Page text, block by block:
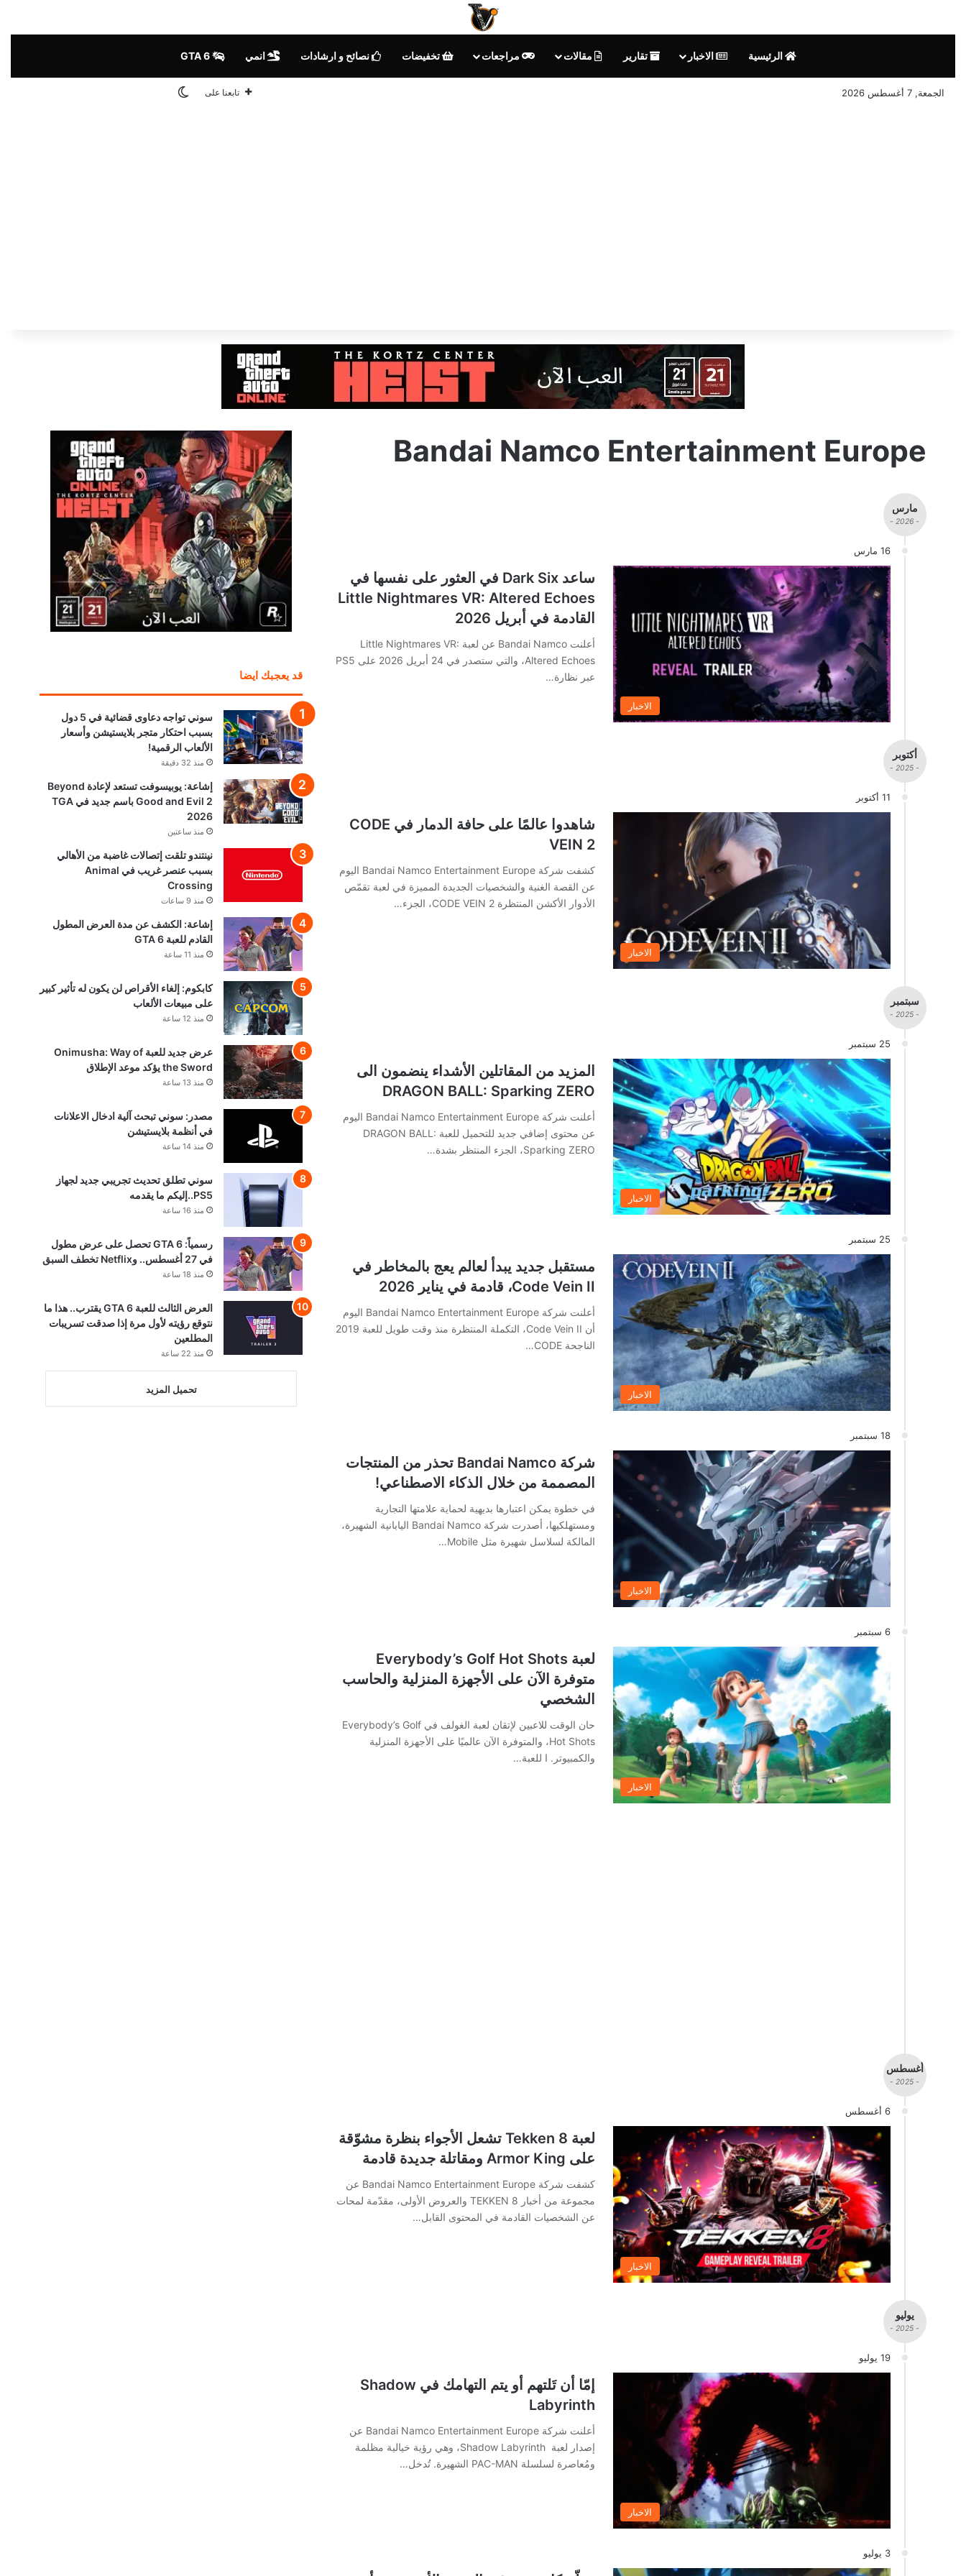
الرئيسية الاخبار تقارير مقالات مراجعات تخفيضات نصائح و ارشادات انمي
الجمعة, 7 أغسطس 2026 تابعنا على الوضع المظلم
Bandai Namco Entertainment Europe
مارس
- 2026 -
16 مارس
الاخبار
ساعد Dark Six في العثور على نفسها في
Little Nightmares VR: Altered Echoes
القادمة في أبريل 2026
أعلنت Bandai Namco عن لعبة Little Nightmares VR:
Altered Echoes، والتي ستصدر في 24 أبريل 2026 على PS5
عبر نظارة…
أكتوبر
- 2025 -
11 أكتوبر
الاخبار
شاهدوا عالمًا على حافة الدمار في CODE
VEIN 2
كشفت شركة Bandai Namco Entertainment Europe اليوم
عن القصة الغنية والشخصيات الجديدة المميزة في لعبة تقمّص
الأدوار الأكشن المنتظرة CODE VEIN 2، الجزء…
سبتمبر
- 2025 -
25 سبتمبر
الاخبار
المزيد من المقاتلين الأشداء ينضمون الى
DRAGON BALL: Sparking ZERO
أعلنت شركة Bandai Namco Entertainment Europe اليوم
عن محتوى إضافي جديد للتحميل للعبة DRAGON BALL:
Sparking ZERO، الجزء المنتظر بشدة…
25 سبتمبر
الاخبار
مستقبل جديد يبدأ لعالم يعج بالمخاطر في
Code Vein II، قادمة في يناير 2026
أعلنت شركة Bandai Namco Entertainment Europe اليوم
أن Code Vein II، التكملة المنتظرة منذ وقت طويل للعبة 2019
الناجحة CODE…
18 سبتمبر
الاخبار
شركة Bandai Namco تحذر من المنتجات
المصممة من خلال الذكاء الاصطناعي!
في خطوة يمكن اعتبارها بديهية لحماية علامتها التجارية
ومستهلكيها، أصدرت شركة Bandai Namco اليابانية الشهيرة،
المالكة لسلاسل شهيرة مثل Mobile…
6 سبتمبر
الاخبار
لعبة Everybody’s Golf Hot Shots
متوفرة الآن على الأجهزة المنزلية والحاسب
الشخصي
حان الوقت للاعبين لإتقان لعبة الغولف في Everybody’s Golf
Hot Shots، والمتوفرة الآن عالميًا على الأجهزة المنزلية
والكمبيوتر. ا للعبة…
أغسطس
- 2025 -
6 أغسطس
الاخبار
لعبة Tekken 8 تشعل الأجواء بنظرة مشوّقة
على Armor King ومقاتلة جديدة قادمة
كشفت شركة Bandai Namco Entertainment Europe عن
مجموعة من أخبار TEKKEN 8 والعروض الأولى، مقدّمة لمحات
عن الشخصيات القادمة في المحتوى القابل…
يوليو
- 2025 -
19 يوليو
الاخبار
إمّا أن تَلتهم أو يتم التهامك في Shadow
Labyrinth
أعلنت شركة Bandai Namco Entertainment Europe عن
إصدار لعبة Shadow Labyrinth، وهي رؤية خيالية مظلمة
ومُعاصرة لسلسلة PAC-MAN الشهيرة. تُدخل…
3 يوليو
قد يعجبك ايضا
سوني تواجه دعاوى قضائية في 5 دول
بسبب احتكار متجر بلايستيشن وأسعار
الألعاب الرقمية!
منذ 32 دقيقة
إشاعة: يوبيسوفت تستعد لإعادة Beyond
Good and Evil 2 باسم جديد في TGA
2026
منذ ساعتين
نينتندو تلقت إتصالات غاضبة من الأهالي
بسبب عنصر غريب في Animal
Crossing
منذ 9 ساعات
إشاعة: الكشف عن مدة العرض المطول
القادم للعبة GTA 6
منذ 11 ساعة
كابكوم: إلغاء الأقراص لن يكون له تأثير كبير
على مبيعات الألعاب
منذ 12 ساعة
عرض جديد للعبة Onimusha: Way of
the Sword يؤكد موعد الإطلاق
منذ 13 ساعة
مصدر: سوني تبحث آلية ادخال الاعلانات
في أنظمة بلايستيشن
منذ 14 ساعة
سوني تطلق تحديث تجريبي جديد لجهاز
PS5..إليكم ما يقدمه
منذ 16 ساعة
رسمياً: GTA 6 تحصل على عرض مطول
في 27 أغسطس.. وNetflix تخطف السبق
منذ 18 ساعة
العرض الثالث للعبة GTA 6 يقترب.. هذا ما
نتوقع رؤيته لأول مرة إذا صدقت تسريبات
المطلعين
منذ 22 ساعة
تحميل المزيد